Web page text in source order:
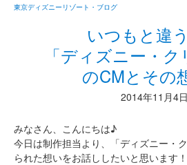
東京ディズニーリゾート・ブログ
いつもと違
「ディズニー・ク
のCMとその
2014年11月4日
みなさん、こんにちは♪
今日は制作担当より、「ディズニー・
られた想いをお話ししたいと思います！